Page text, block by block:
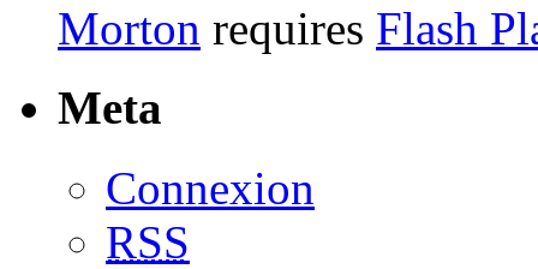
Morton requires Flash
Meta
Connexion
RSS